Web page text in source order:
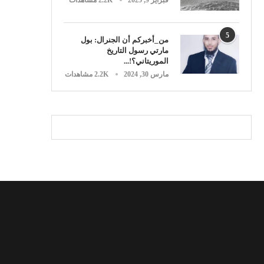
5
من_أخبركم أن الجنرال: بول
مارتي رسول التاريخ
الموريتاني؟!...
مارس 30, 2024 2.2K مشاهدات